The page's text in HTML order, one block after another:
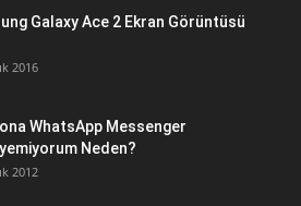
Galaxy Ace 2 Ekran Görüntüsü
2016
WhatsApp Messenger
Neden?
2012